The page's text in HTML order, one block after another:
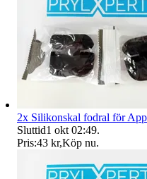
2x Silikonskal fodral för
Sluttid1 okt 02:49.
Pris:43 kr,Köp nu.